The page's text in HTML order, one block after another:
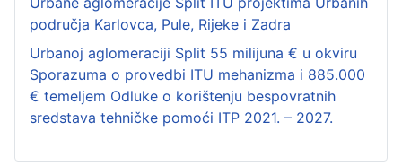
područja Karlovca, Pule, Rijeke i Zadra
Urbanoj aglomeraciji Split 55 milijuna € u okviru
Sporazuma o provedbi ITU mehanizma i 885.000
€ temeljem Odluke o korištenju bespovratnih
sredstava tehničke pomoći ITP 2021. – 2027.